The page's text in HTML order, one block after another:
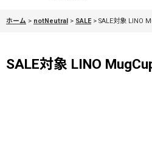
ホーム > notNeutral > SALE > SALE対象 LINO
SALE対象 LINO